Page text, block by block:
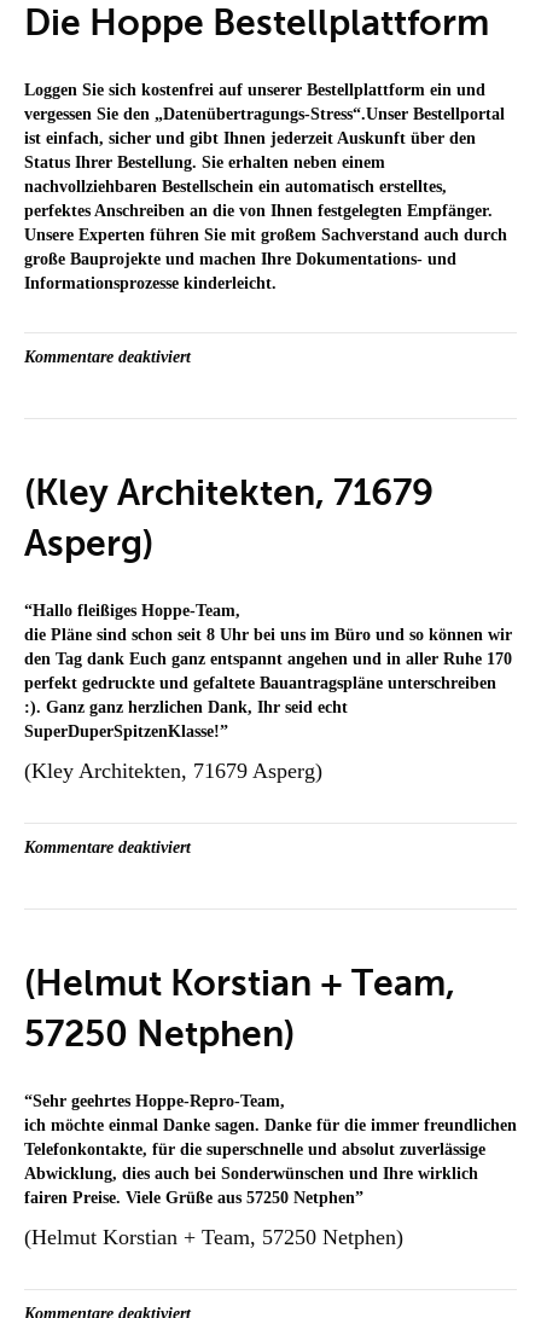
Die Hoppe Bestellplattform
Loggen Sie sich kostenfrei auf unserer Bestellplattform ein und
vergessen Sie den „Datenübertragungs-Stress“.Unser Bestellportal
ist einfach, sicher und gibt Ihnen jederzeit Auskunft über den
Status Ihrer Bestellung. Sie erhalten neben einem
nachvollziehbaren Bestellschein ein automatisch erstelltes,
perfektes Anschreiben an die von Ihnen festgelegten Empfänger.
Unsere Experten führen Sie mit großem Sachverstand auch durch
große Bauprojekte und machen Ihre Dokumentations- und
Informationsprozesse kinderleicht.
Kommentare deaktiviertfür
(Kley Architekten, 71679
Asperg)
“Hallo fleißiges Hoppe-Team,
die Pläne sind schon seit 8 Uhr bei uns im Büro und so können wir
den Tag dank Euch ganz entspannt angehen und in aller Ruhe 170
perfekt gedruckte und gefaltete Bauantragspläne unterschreiben
:). Ganz ganz herzlichen Dank, Ihr seid echt
SuperDuperSpitzenKlasse!”
(Kley Architekten, 71679 Asperg)
Kommentare deaktiviertfür
(Helmut Korstian + Team,
57250 Netphen)
“Sehr geehrtes Hoppe-Repro-Team,
ich möchte einmal Danke sagen. Danke für die immer freundlichen
Telefonkontakte, für die superschnelle und absolut zuverlässige
Abwicklung, dies auch bei Sonderwünschen und Ihre wirklich
fairen Preise. Viele Grüße aus 57250 Netphen”
(Helmut Korstian + Team, 57250 Netphen)
Kommentare deaktiviertfür